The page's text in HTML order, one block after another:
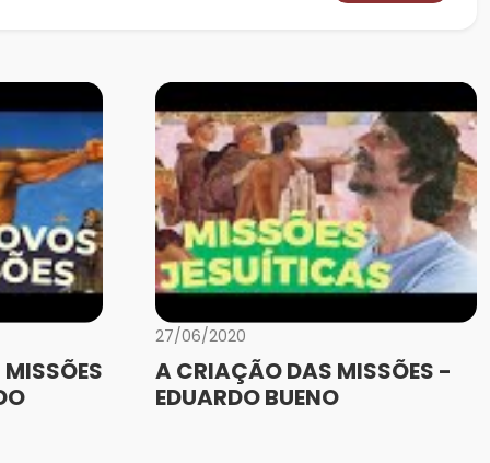
27/06/2020
A CRIAÇÃO DAS MISSÕES -
EDUARDO BUENO